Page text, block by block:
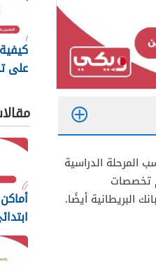
المرحلة الدراسية
تخصصات
البريطانية أيضًا.
على
2025
2025